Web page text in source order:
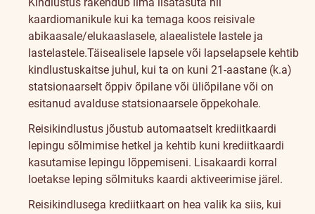
kaardiomanikule kui ka temaga koos reisivale
abikaasale/elukaaslasele, alaealistele lastele ja
lastelastele.Täisealisele lapsele või lapselapsele kehtib
kindlustuskaitse juhul, kui ta on kuni 21-aastane (k.a)
statsionaarselt õppiv õpilane või üliõpilane või on
esitanud avalduse statsionaarsele õppekohale.
Reisikindlustus jõustub automaatselt krediitkaardi
lepingu sõlmimise hetkel ja kehtib kuni krediitkaardi
kasutamise lepingu lõppemiseni. Lisakaardi korral
loetakse leping sõlmituks kaardi aktiveerimise järel.
Reisikindlusega krediitkaart on hea valik ka siis, kui